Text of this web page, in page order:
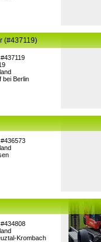
bei Berlin
(#437119)
Krombach